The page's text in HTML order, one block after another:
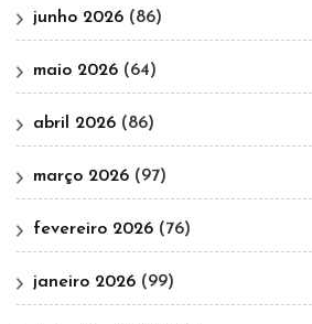
junho 2026 (86)
maio 2026 (64)
abril 2026 (86)
março 2026 (97)
fevereiro 2026 (76)
janeiro 2026 (99)